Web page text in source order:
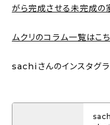
がら完成させる未完成
ムクリのコラム一覧はこ
sachiさんのインスタグラ